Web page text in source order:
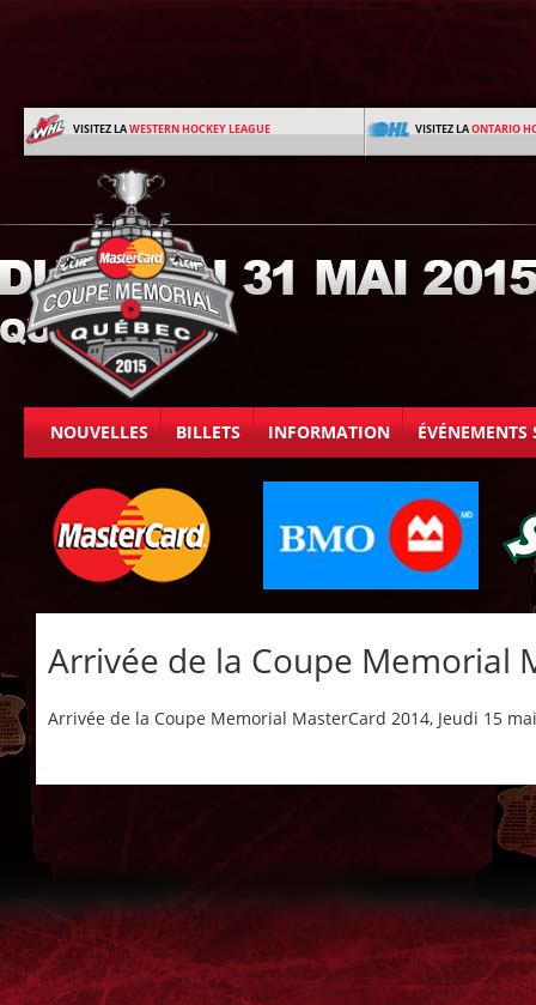
VISITEZ LAWESTERN HOCKEY LEAGUE VISITEZ LAONTARIO
NOUVELLES BILLETS INFORMATION ÉVÉNEMENTS
Arrivée de la Coupe Memorial
Arrivée de la Coupe Memorial MasterCard 2014, Jeudi 15